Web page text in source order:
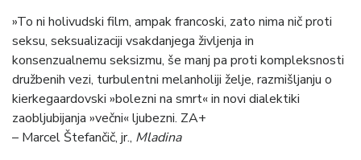
»To ni holivudski film, ampak francoski, zato nima nič proti
seksu, seksualizaciji vsakdanjega življenja in
konsenzualnemu seksizmu, še manj pa proti kompleksnosti
družbenih vezi, turbulentni melanholiji želje, razmišljanju o
kierkegaardovski »bolezni na smrt« in novi dialektiki
zaobljubijanja »večni« ljubezni. ZA+
– Marcel Štefančič, jr., Mladina